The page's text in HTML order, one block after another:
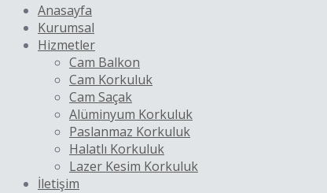
Anasayfa
Kurumsal
Hizmetler
Cam Balkon
Cam Korkuluk
Cam Saçak
Alüminyum Korkuluk
Paslanmaz Korkuluk
Halatlı Korkuluk
Lazer Kesim Korkuluk
İletişim